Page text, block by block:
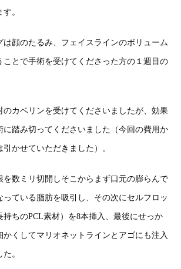
。
は顔のたるみ、フェイスラインのボリューム
ことで手術を受けてくださった方の１週目の
のカベリンを受けてくださいましたが、効果
に踏み切ってくださいました（今回の費用か
かせていただきました）。
を数ミリ切開しそこからまず口元の膨らんで
っている脂肪を吸引し、その次にセルフロッ
持ちのPCL素材）を8本挿入、最後にせっか
かくしてマリオネットラインとアゴにも注入
。